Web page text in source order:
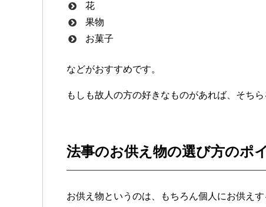
花
果物
お菓子
などがおすすめです。
もしも故人の方の好きなものがあれば、そち
法事のお供え物の選び方のポ
お供え物というのは、もちろん個人にお供え